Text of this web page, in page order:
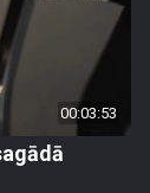
00:03:53